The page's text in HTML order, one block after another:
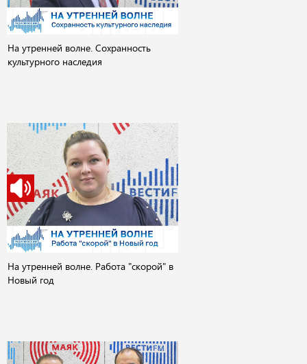
На утренней волне. Сохранность
культурного наследия
На утренней волне. Работа "скорой" в
Новый год